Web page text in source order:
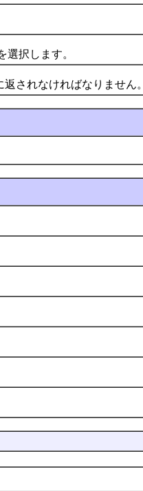
択します。
されなければなりません。